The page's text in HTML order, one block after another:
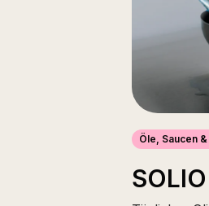
Öle, Saucen
SOLIO